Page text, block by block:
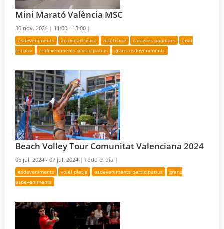
Mini Marató València MSC
30 nov. 2024 | 11:00 - 13:00 |
esdeveniments actividad física atletisme carreres populars
edat
escolar
esdeveniments participatius grans esdeveniments
Beach Volley Tour Comunitat Valenciana 2024
06 jul. 2024 - 07 jul. 2024 |Todo el día |
esdeveniments volei platja esdeveniments participatius
grans
esdeveniments